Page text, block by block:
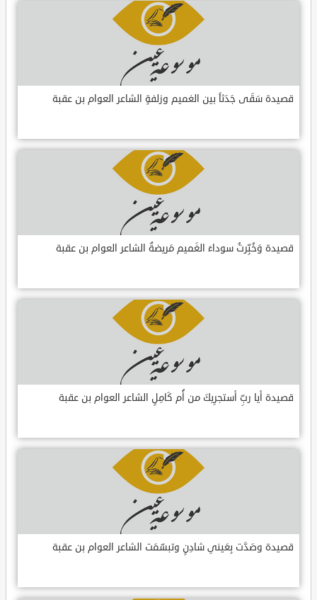
قصيدة سَقَى جَدَثاً بين الغميم وزلفةٍ الشاعر العوام بن عقبة
قصيدة وَخُبِّرتُ سوداءَ الغَميم مَريضةٌ الشاعر العوام بن عقبة
قصيدة أيا ربِّ أستجرِيكَ من أُم كَامِلٍ الشاعر العوام بن عقبة
قصيدة وصَدَّت بِعَيني شادِنٍ وتبسّمَت الشاعر العوام بن عقبة